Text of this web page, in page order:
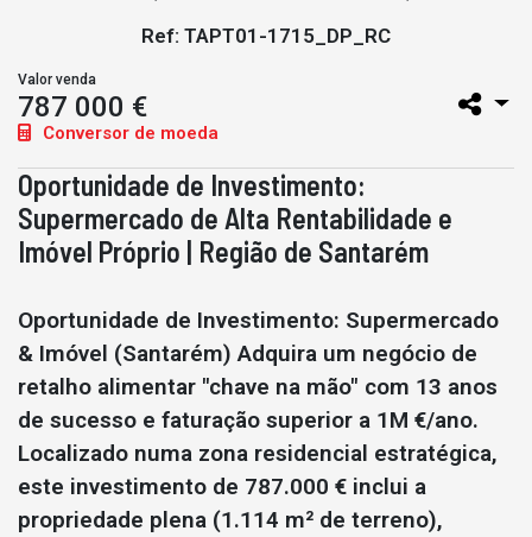
Ref: TAPT01-1715_DP_RC
Valor venda
787 000 €
Conversor de moeda
Oportunidade de Investimento:
Supermercado de Alta Rentabilidade e
Imóvel Próprio | Região de Santarém
Oportunidade de Investimento: Supermercado
& Imóvel (Santarém) Adquira um negócio de
retalho alimentar "chave na mão" com 13 anos
de sucesso e faturação superior a 1M €/ano.
Localizado numa zona residencial estratégica,
este investimento de 787.000 € inclui a
propriedade plena (1.114 m² de terreno),